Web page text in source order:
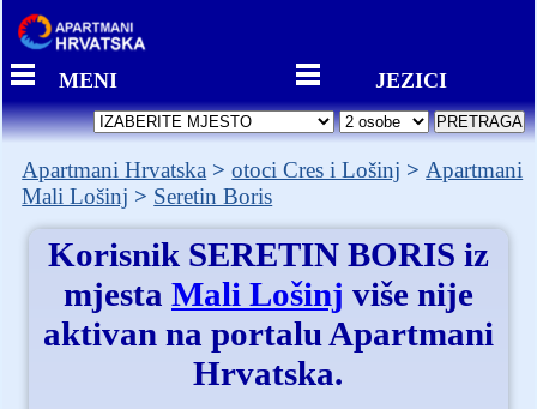
MENI JEZICI
Apartmani Hrvatska otoci Cres i Lošinj
Apartmani
Mali Lošinj
Seretin Boris
Korisnik SERETIN BORIS iz
mjesta Mali Lošinj više nije
aktivan na portalu Apartmani
Hrvatska.